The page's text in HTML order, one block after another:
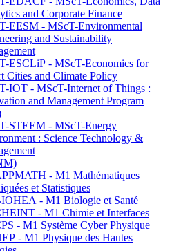
and Corporate Finance
EESM - MScT-Environmental
and Sustainability
ESCLiP - MScT-Economics for
Cities and Climate Policy
IOT - MScT-Internet of Things :
and Management Program
STEEM - MScT-Energy
: Science Technology &
- M1 Mathématiques
et Statistiques
- M1 Biologie et Santé
- M1 Chimie et Interfaces
- M1 Système Cyber Physique
- M1 Physique des Hautes